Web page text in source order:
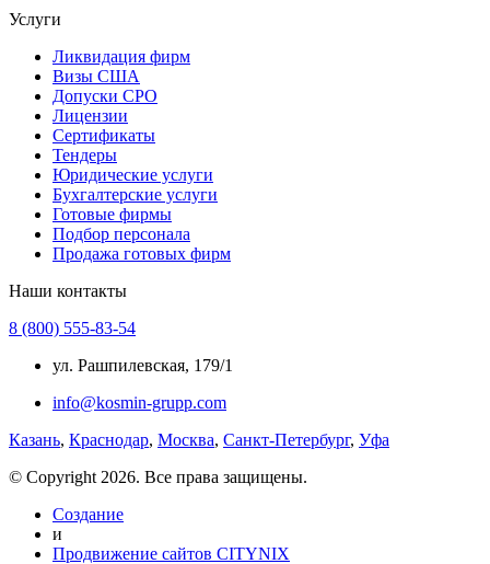
Услуги
Ликвидация фирм
Визы США
Допуски СРО
Лицензии
Сертификаты
Тендеры
Юридические услуги
Бухгалтерские услуги
Готовые фирмы
Подбор персонала
Продажа готовых фирм
Наши контакты
8 (800) 555-83-54
ул. Рашпилевская, 179/1
info@kosmin-grupp.com
Казань, Краснодар, Москва, Санкт-Петербург, Уфа
© Copyright 2026. Все права защищены.
Создание
и
Продвижение сайтов CITYNIX